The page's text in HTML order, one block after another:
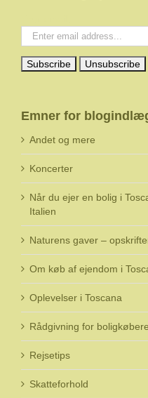
Emner for
Andet og mere
Koncerter
Når du ejer en bolig i
Italien
Naturens gaver –
Om køb af ejendom i
Oplevelser i Toscana
Rådgivning for boligkøbere
Rejsetips
Skatteforhold